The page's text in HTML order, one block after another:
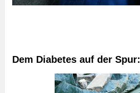
Dem Diabetes auf der Spur: